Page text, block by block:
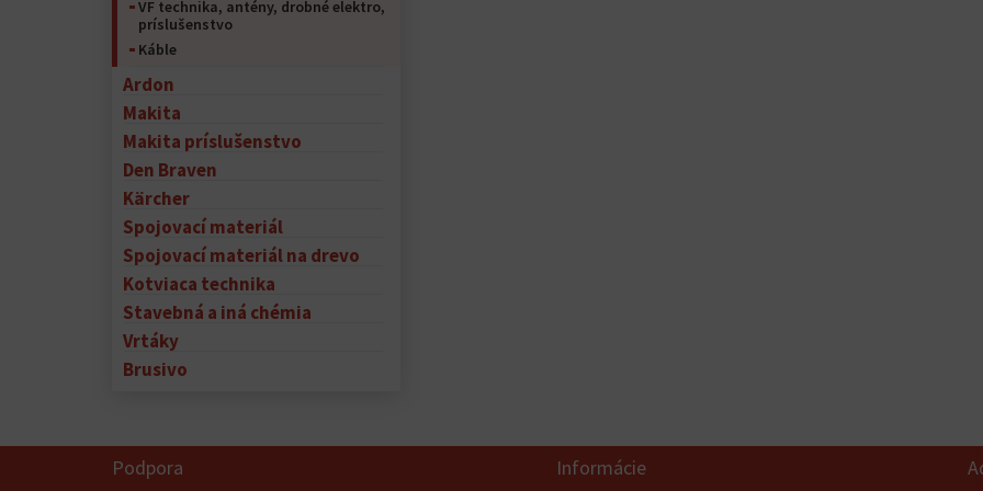
VF technika, antény, drobné elektro,
príslušenstvo
Káble
Ardon
Makita
Makita príslušenstvo
Den Braven
Kärcher
Spojovací materiál
Spojovací materiál na drevo
Kotviaca technika
Stavebná a iná chémia
Vrtáky
Brusivo
Podpora
Informácie